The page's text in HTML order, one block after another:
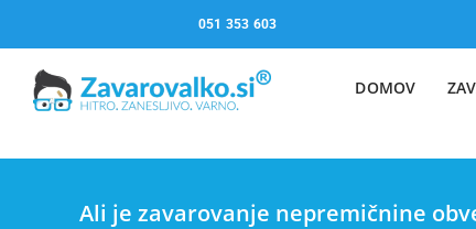
to
content
051 353 603
DOMOV
Ali je zavarovanje nepremičnine